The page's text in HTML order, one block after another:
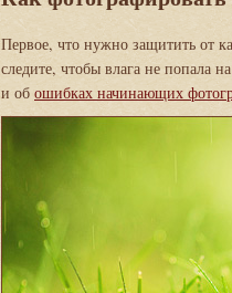
Первое, что нужно защитить от
следите, чтобы влага не попала
и об ошибках начинающих